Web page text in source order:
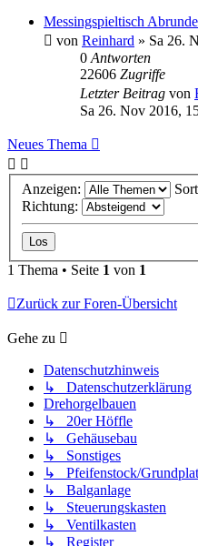
Messingspieltisch
von Reinhard » Sa 26.
0Antworten
22606 Zugriffe
Letzter Beitrag von
Sa 26. Nov 2016,
Neues Thema
Anzeigen:
Richtung:
1 Thema • Seite 1 von 1
Zurück zur Foren-Übersicht
Gehe zu
Datenschutzhinweis
↳ Datenschutzerklärung
Drehorgelbauen
↳ 20er Höffle
↳ Gehäusebau
↳ Sonstiges
↳ Pfeifenstock/
↳ Balganlage
↳ Steuerungskasten
↳ Ventilkasten
↳ Register